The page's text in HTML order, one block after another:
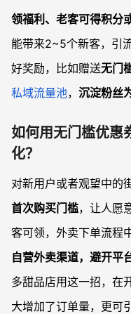
领福利、老客可得积分
能带来2~5个新客，引
好奖励，比如赠送无门
私域流量池， 沉淀粉丝
如何用无门槛优惠
化？
对新用户或者观望中的
首次购买门槛，让人愿
客可领，外卖下单流程
自营外卖渠道，避开平
多甜品店用这一招，在
大增加了订单量，更可